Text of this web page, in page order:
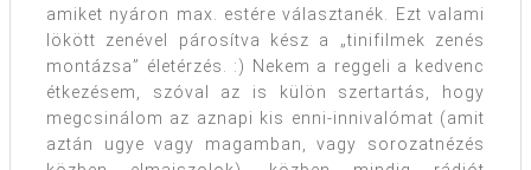
amiket nyáron max. estére választanék. Ezt valami
lökött zenével párosítva kész a „tinifilmek zenés
montázsa” életérzés. :) Nekem a reggeli a kedvenc
étkezésem, szóval az is külön szertartás, hogy
megcsinálom az aznapi kis enni-innivalómat (amit
aztán ugye vagy magamban, vagy sorozatnézés